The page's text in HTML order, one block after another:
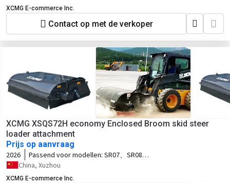
XCMG E-commerce Inc.
Contact op met de verkoper
XCMG XSQS72H economy Enclosed Broom skid steer
loader attachment
Prijs op aanvraag
2026 Passend voor modellen: SR07、SR08、
SR10、SR12、SV10、SV12、TV10、
China, Xuzhou
XCMG E-commerce Inc.